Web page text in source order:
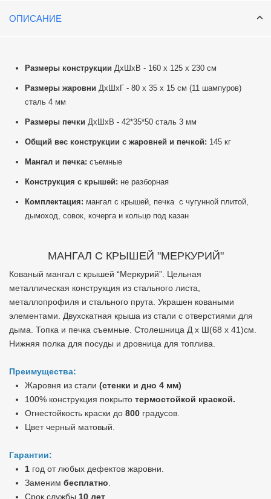
ОПИСАНИЕ
Размеры конструкции ДхШхВ - 160 х 125 х 230 см
Размеры жаровни ДхШхГ - 80 х 35 х 15 см (11 шампуров)
сталь 4 мм
Размеры печки ДхШхВ - 42*35*50 сталь 3 мм
Общий вес конструкции с жаровней и печкой: 145 кг
Мангал и печка: съемные
Конструкция с крышей: не разборная
Комплектация: мангал с крышей, печка с чугунной плитой,
дымоход, совок, кочерга и кольцо под казан
МАНГАЛ С КРЫШЕЙ "МЕРКУРИЙ"
Кованый мангал с крышей “Меркурий”. Цельная
металлическая конструкция из стального листа,
металлопрофиля и стального прута. Украшен коваными
элементами. Двухскатная крыша из стали с отверстиями для
дыма. Топка и печка съемные. Столешница Д х Ш(68 х 41)см.
Нижняя полка для посуды и дровница для топлива.
Преимущества:
Жаровня из стали (стенки и дно 4 мм)
100% конструкция покрыто термостойкой краской.
Огнестойкость краски до 800 градусов.
Цвет черный матовый.
Гарантии:
1 год от любых дефектов жаровни.
Заменим бесплатно
Срок службы 10 лет